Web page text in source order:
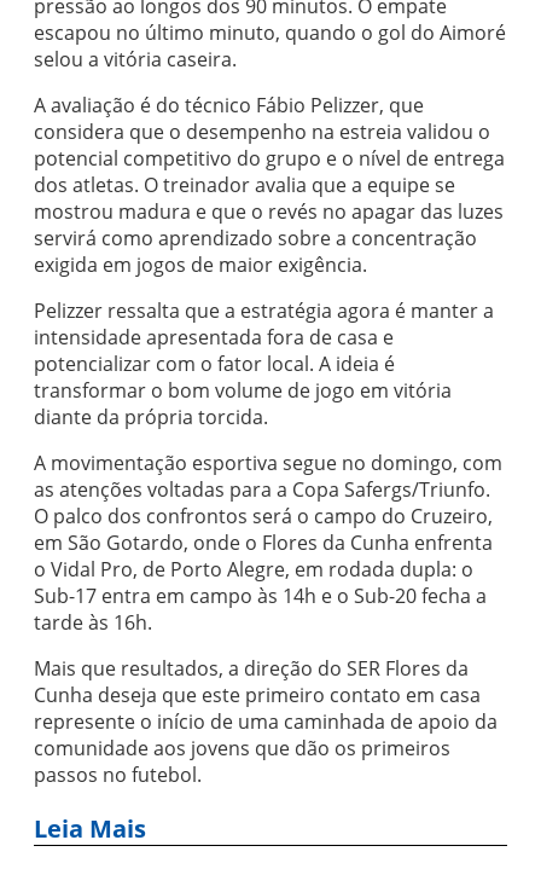
pressão ao longos dos 90 minutos. O empate
escapou no último minuto, quando o gol do Aimoré
selou a vitória caseira.
A avaliação é do técnico Fábio Pelizzer, que
considera que o desempenho na estreia validou o
potencial competitivo do grupo e o nível de entrega
dos atletas. O treinador avalia que a equipe se
mostrou madura e que o revés no apagar das luzes
servirá como aprendizado sobre a concentração
exigida em jogos de maior exigência.
Pelizzer ressalta que a estratégia agora é manter a
intensidade apresentada fora de casa e
potencializar com o fator local. A ideia é
transformar o bom volume de jogo em vitória
diante da própria torcida.
A movimentação esportiva segue no domingo, com
as atenções voltadas para a Copa Safergs/Triunfo.
O palco dos confrontos será o campo do Cruzeiro,
em São Gotardo, onde o Flores da Cunha enfrenta
o Vidal Pro, de Porto Alegre, em rodada dupla: o
Sub-17 entra em campo às 14h e o Sub-20 fecha a
tarde às 16h.
Mais que resultados, a direção do SER Flores da
Cunha deseja que este primeiro contato em casa
represente o início de uma caminhada de apoio da
comunidade aos jovens que dão os primeiros
passos no futebol.
Leia Mais